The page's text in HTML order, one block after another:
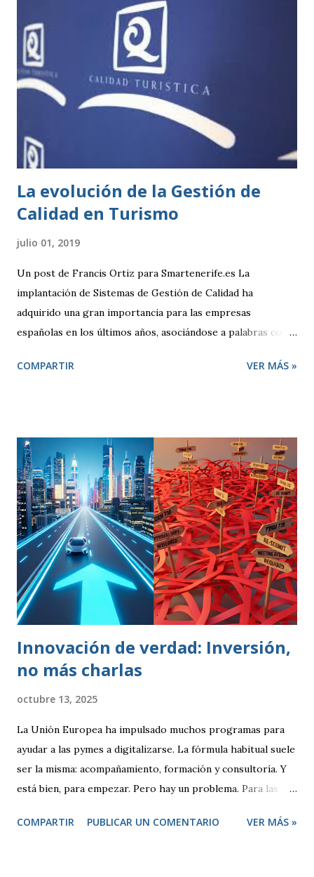
responsable y la documentación necesaria, que te indicarán
en la correspondiente sede electrónica. Para ambos casos,
todo el trámite se puede hacer online a través de las
diferentes sedes electrónicas de cada ayuntamiento. LISTA
DE ACTIVIDADES CLASIFICADAS A los efectos previstos
en el artículo 2.1.a) y 4 de la Ley 7/2011, de 5 de abril, de
actividades clasificadas y espectáculos públicos y otras
medidas administrativas complementa...
La evolución de la Gestión de
Calidad en Turismo
julio 01, 2019
Un post de Francis Ortiz para Smartenerife.es La
implantación de Sistemas de Gestión de Calidad ha
adquirido una gran importancia para las empresas
españolas en los últimos años, asociándose a palabras como
¿qué se entiende por Calidad?, ¿qué pretende una empresa
transmitiendo la idea de que algo es mejor. Desde un punto
de vista técnico, Calidad representa una forma de hacer las
cosas preocupándose siempre por satisfacer al cliente y
por mejorar día a día procesos y resultados. El enfoque de
gestión de la calidad se inicia en la década de los 50. En esa
época, se contemplaba un concepto de calidad centrado en
lograr que un producto cumpliese las especificaciones
marcadas (peso, duración, resistencia, rapidez). Se
realizaban controles periódicos para evitar que product...
COMPARTIR VER MÁS »
Innovación de verdad: Inversión,
no más charlas
octubre 13, 2025
La Unión Europea ha impulsado muchos programas para
ayudar a las pymes a digitalizarse. La fórmula habitual suele
ser la misma: acompañamiento, formación y consultoría. Y
está bien, para empezar. Pero hay un problema. Para las
proyectos en marcha y una clara apuesta por la innovación,
COMPARTIR PUBLICAR UN COMENTARIO VER MÁS »